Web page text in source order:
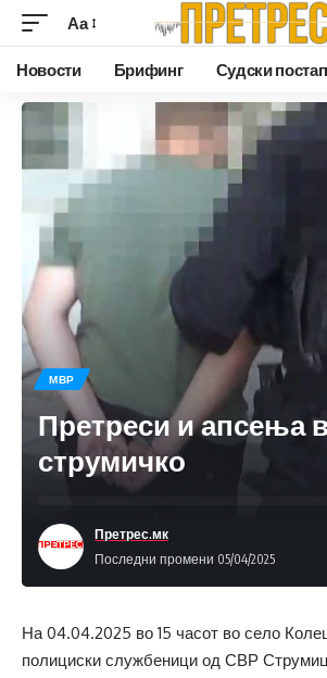
Аа
Новости Брифинг Судски
МВР
Претреси и апсења
струмичко
Последни промени 05/04/2025
Претрес.мк
На 04.04.2025 во 15 часот во село
полициски службеници од СВР